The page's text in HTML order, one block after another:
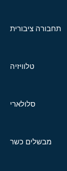
תחבורה ציבורית
טלוויזיה
סלולארי
מבשלים כשר